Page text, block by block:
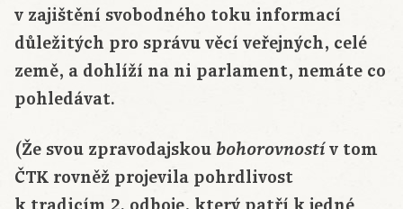
v zajištění svobodného toku informací
důležitých pro správu věcí veřejných, celé
země, a dohlíží na ni parlament, nemáte co
pohledávat.
(Že svou zpravodajskou bohorovnostív tom
ČTK rovněž projevila pohrdlivost